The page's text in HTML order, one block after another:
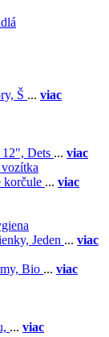
Š ... viac
12", Dets ... viac
korčule ... viac
Jeden ... viac
Bio ... viac
... viac